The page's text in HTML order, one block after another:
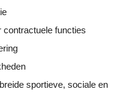
contractuele functies
sportieve, sociale en